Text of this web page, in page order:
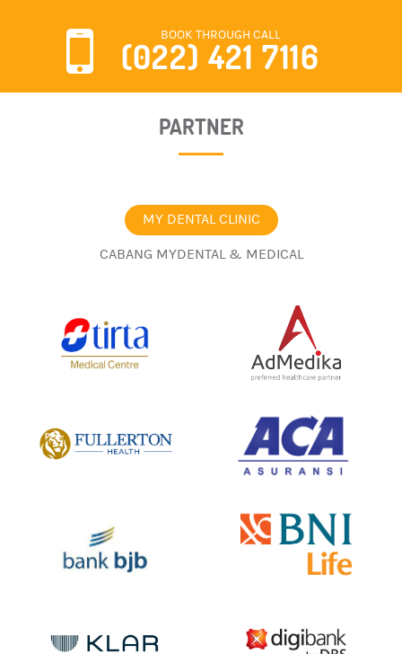
BOOK THROUGH CALL
(022) 421 7116
PARTNER
MY DENTAL CLINIC
CABANG MYDENTAL & MEDICAL